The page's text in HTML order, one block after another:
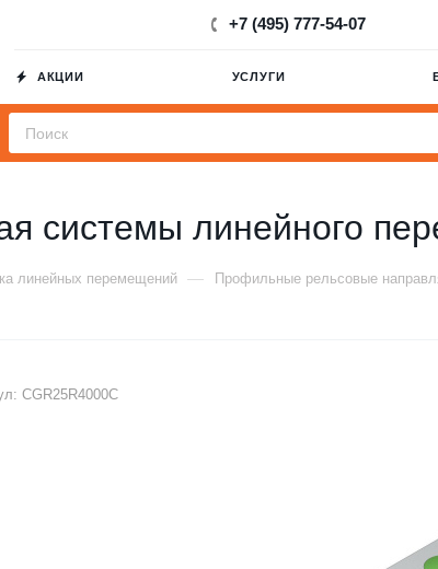
+7 (495) 777-54-07
АКЦИИ УСЛУГИ
системы линейного
линейных перемещений — Профильные рельсовые
CGR25R4000C